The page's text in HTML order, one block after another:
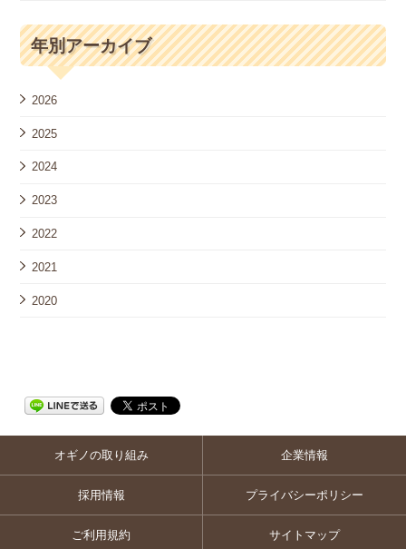
年別アーカイブ
2026
2025
2024
2023
2022
2021
2020
オギノの取り組み 企業情報
採用情報 プライバシーポリシー
ご利用規約 サイトマップ